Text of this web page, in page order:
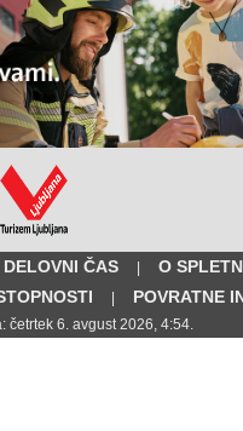
DELOVNI ČAS |
O
| POVRATNE
četrtek 6. avgust 2026, 4:54.